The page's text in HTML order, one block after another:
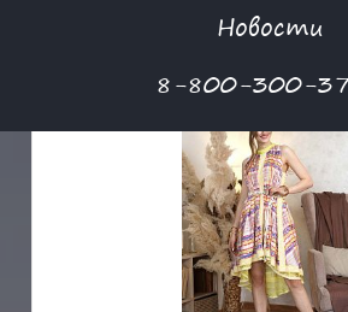
Новости
8-800-300-